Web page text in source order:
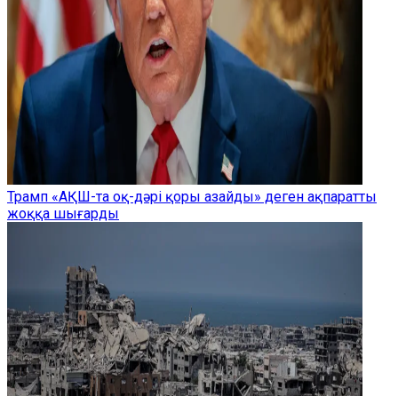
Трамп «АҚШ-та оқ-дәрі қоры азайды» деген ақпаратты
жоққа шығарды